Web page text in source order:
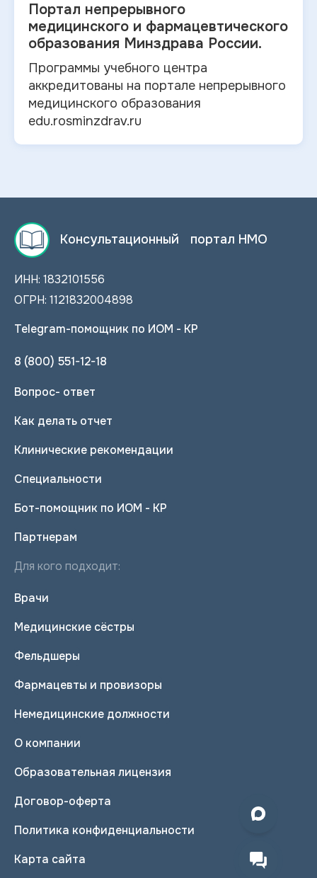
Портал непрерывного
медицинского и фармацевтического
образования Минздрава России.
Программы учебного центра
аккредитованы на портале непрерывного
медицинского образования
edu.rosminzdrav.ru
Консультационный портал НМО
ИНН: 1832101556
ОГРН: 1121832004898
Telegram-помощник по ИОМ - КР
8 (800) 551-12-18
Вопрос- ответ
Как делать отчет
Клинические рекомендации
Специальности
Бот-помощник по ИОМ - КР
Партнерам
Для кого подходит:
Врачи
Медицинские сёстры
Фельдшеры
Фармацевты и провизоры
Немедицинские должности
О компании
Образовательная лицензия
Договор-оферта
Политика конфиденциальности
Карта сайта